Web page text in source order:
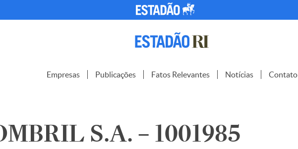
Empresas Publicações Fatos Relevantes Notícias Contato
S.A. – 1001985